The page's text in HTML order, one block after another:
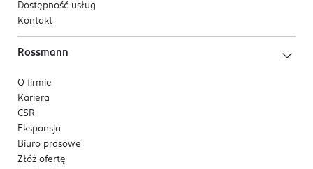
Dostępność usług
Kontakt
Rossmann
O firmie
Kariera
CSR
Ekspansja
Biuro prasowe
Złóż ofertę